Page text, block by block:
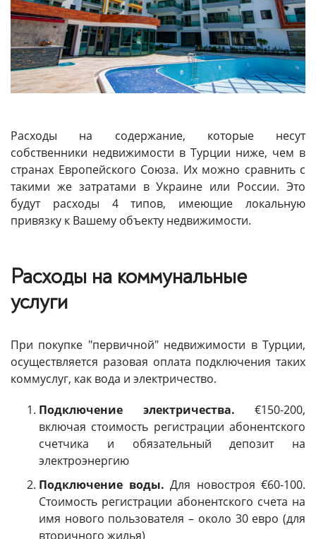
Расходы на содержание, которые несут
собственники недвижимости в Турции ниже, чем в
странах Европейского Союза. Их можно сравнить с
такими же затратами в Украине или России. Это
будут расходы 4 типов, имеющие локальную
привязку к Вашему объекту недвижимости.
Расходы на коммунальные
услуги
При покупке "первичной" недвижимости в Турции,
осуществляется разовая оплата подключения таких
коммуслуг, как вода и электричество.
Подключение электричества. €150-200,
включая стоимость регистрации абонентского
счетчика и обязательный депозит на
электроэнергию
Подключение воды. Для новостроя €60-100.
Стоимость регистрации абонентского счета на
имя нового пользователя – около 30 евро (для
вторичного жилья)